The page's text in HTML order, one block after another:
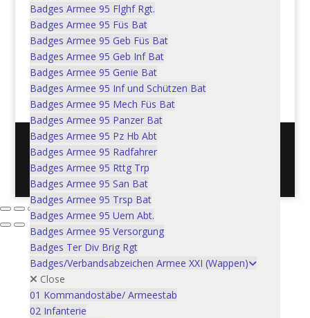
Badges Armee 95 Flghf Rgt.
Badges Armee 95 Füs Bat
Badges Armee 95 Geb Füs Bat
Badges Armee 95 Geb Inf Bat
Badges Armee 95 Genie Bat
Badges Armee 95 Inf und Schützen Bat
Badges Armee 95 Mech Füs Bat
Badges Armee 95 Panzer Bat
Badges Armee 95 Pz Hb Abt
Badges Armee 95 Radfahrer
Badges Armee 95 Rttg Trp
Badges Armee 95 San Bat
Badges Armee 95 Trsp Bat
Badges Armee 95 Uem Abt.
Badges Armee 95 Versorgung
Badges Ter Div Brig Rgt
Badges/Verbandsabzeichen Armee XXI (Wappen)
Close
01 Kommandostäbe/ Armeestab
02 Infanterie
Gr art 2, Bttr dir feux art 2
CHF5.00 In den Warenkorb
Postadresse: Verein Schweizer Armeemuseum, 3600
Thun / Mail: info@armeemuseum.ch